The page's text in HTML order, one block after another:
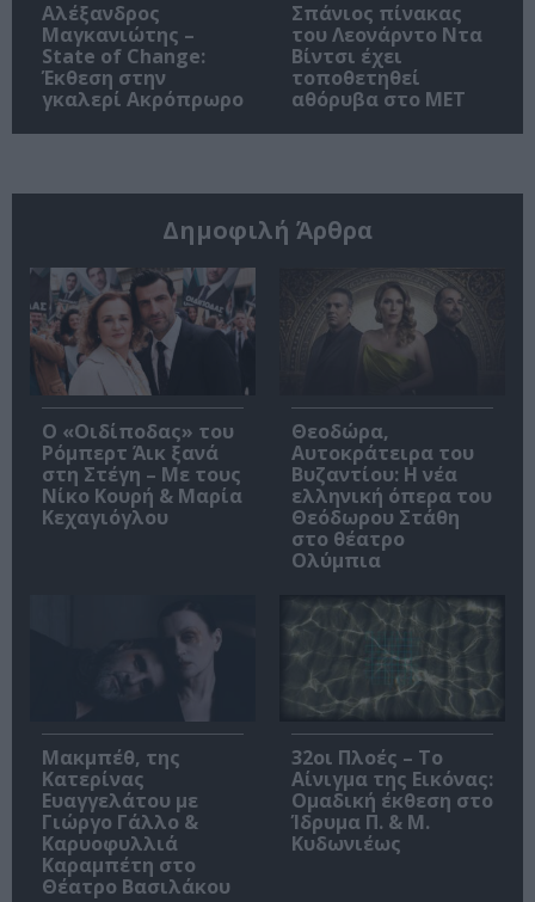
Αλέξανδρος
Μαγκανιώτης –
State of Change:
Έκθεση στην
γκαλερί Ακρόπρωρο
Σπάνιος πίνακας
του Λεονάρντο Ντα
Βίντσι έχει
τοποθετηθεί
αθόρυβα στο MET
Δημοφιλή Άρθρα
O «Οιδίποδας» του
Ρόμπερτ Άικ ξανά
στη Στέγη – Με τους
Νίκο Κουρή & Μαρία
Κεχαγιόγλου
Θεοδώρα,
Αυτοκράτειρα του
Βυζαντίου: Η νέα
ελληνική όπερα του
Θεόδωρου Στάθη
στο θέατρο
Ολύμπια
Μακμπέθ, της
Κατερίνας
Ευαγγελάτου με
Γιώργο Γάλλο &
Καρυοφυλλιά
Καραμπέτη στο
Θέατρο Βασιλάκου
32οι Πλοές – Το
Αίνιγμα της Εικόνας:
Ομαδική έκθεση στο
Ίδρυμα Π. & Μ.
Κυδωνιέως